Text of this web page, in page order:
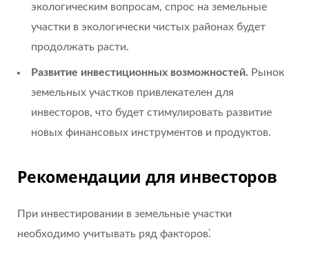
экологическим вопросам, спрос на земельные
участки в экологически чистых районах будет
продолжать расти.
Развитие инвестиционных возможностей. Рынок
земельных участков привлекателен для
инвесторов, что будет стимулировать развитие
новых финансовых инструментов и продуктов.
Рекомендации для инвесторов
При инвестировании в земельные участки
необходимо учитывать ряд факторов⁚